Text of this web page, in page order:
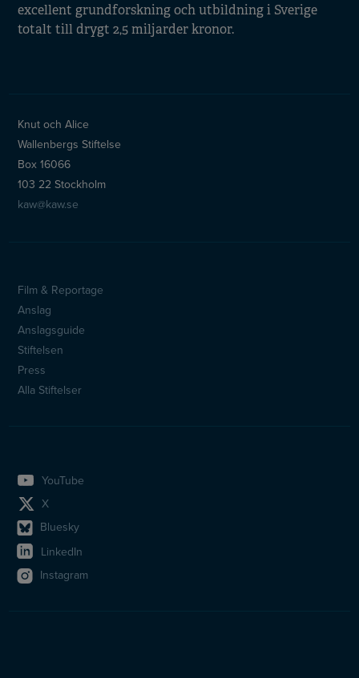
excellent grundforskning och utbildning i Sverige
totalt till drygt 2,5 miljarder kronor.
Knut och Alice
Wallenbergs Stiftelse
Box 16066
103 22 Stockholm
kaw@kaw.se
Sidfotsmeny
Film & Reportage
Anslag
Anslagsguide
Stiftelsen
Press
Alla Stiftelser
YouTube
X
Bluesky
LinkedIn
Instagram